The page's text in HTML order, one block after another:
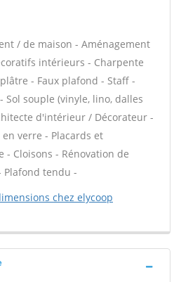
/ de maison - Aménagement
intérieurs - Charpente
- Faux plafond - Staff -
Sol souple (vinyle, lino, dalles
d'intérieur / Décorateur -
verre - Placards et
- Cloisons - Rénovation de
Plafond tendu -
chez elycoop